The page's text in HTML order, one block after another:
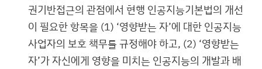
권기반접근의 관점에서 현행 인공지능기본법의 개선
이 필요한 항목을 (1) ‘영향받는 자’에 대한 인공지능
사업자의 보호 책무를 규정해야 하고, (2) ‘영향받는
자’가 자신에게 영향을 미치는 인공지능의 개발과 배